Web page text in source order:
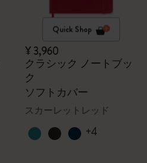
Quick Shop
¥ 3,960
クラシック ノートブッ
ク
ソフトカバー
スカーレットレッド
+4